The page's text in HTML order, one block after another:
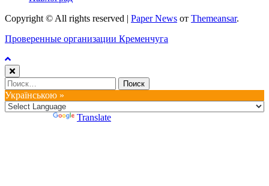
Copyright © All rights reserved | Paper News от Themeansar.
Проверенные организации Кременчуга
Найти:
Українською »
Translate